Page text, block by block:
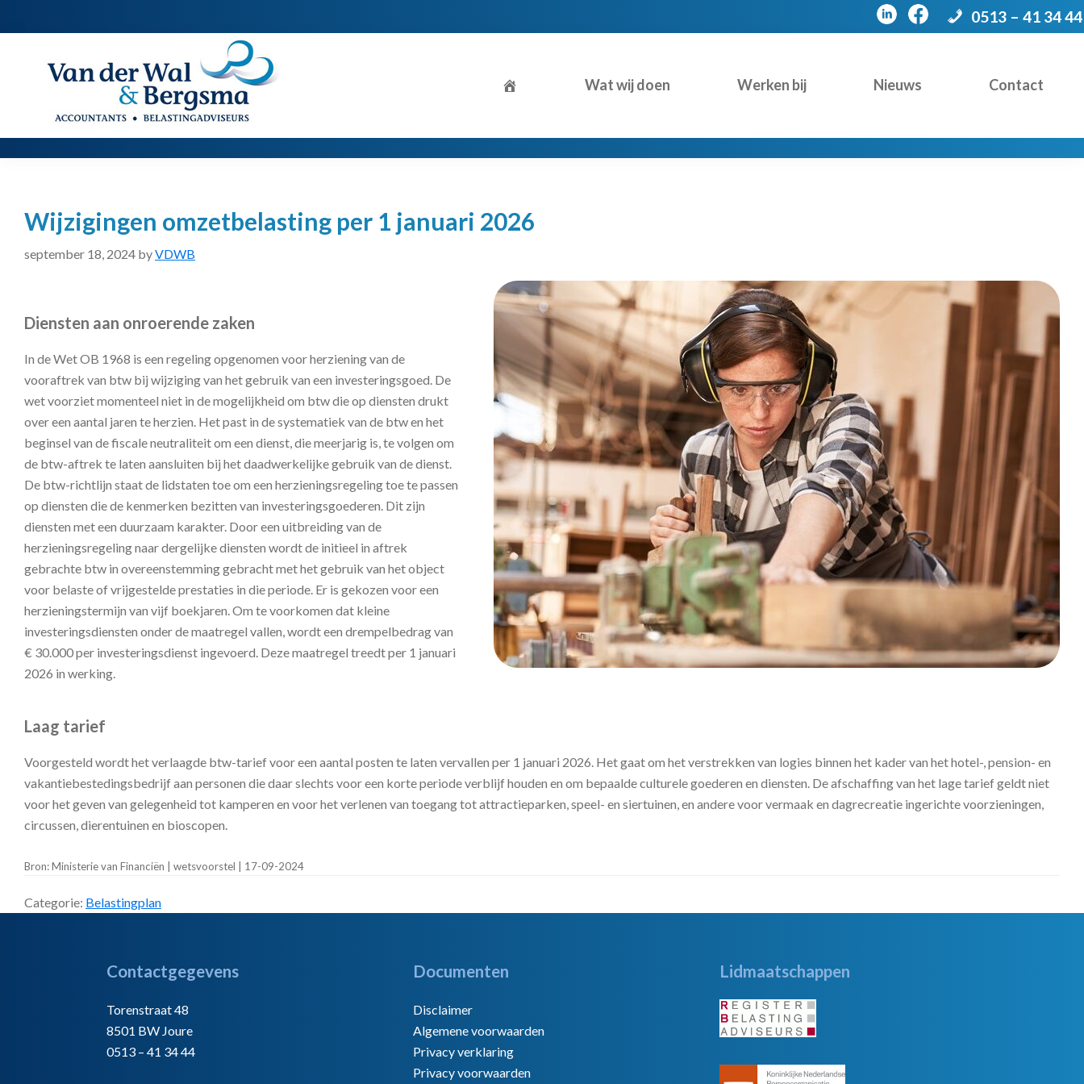
hoofdnavigatie
hoofd
voettekst
0513 – 41 34 44
Van
der
Accountants
|
Wat wij doen Werken bij Nieuws Contact
Wijzigingen omzetbelasting per 1 januari 2026
september 18, 2024 byVDWB
Diensten aan onroerende zaken
In de Wet OB 1968 is een regeling opgenomen voor herziening van de
vooraftrek van btw bij wijziging van het gebruik van een investeringsgoed. De
wet voorziet momenteel niet in de mogelijkheid om btw die op diensten drukt
over een aantal jaren te herzien. Het past in de systematiek van de btw en het
beginsel van de fiscale neutraliteit om een dienst, die meerjarig is, te volgen om
de btw-aftrek te laten aansluiten bij het daadwerkelijke gebruik van de dienst.
De btw-richtlijn staat de lidstaten toe om een herzieningsregeling toe te passen
op diensten die de kenmerken bezitten van investeringsgoederen. Dit zijn
diensten met een duurzaam karakter. Door een uitbreiding van de
herzieningsregeling naar dergelijke diensten wordt de initieel in aftrek
gebrachte btw in overeenstemming gebracht met het gebruik van het object
voor belaste of vrijgestelde prestaties in die periode. Er is gekozen voor een
herzieningstermijn van vijf boekjaren. Om te voorkomen dat kleine
investeringsdiensten onder de maatregel vallen, wordt een drempelbedrag van
€ 30.000 per investeringsdienst ingevoerd. Deze maatregel treedt per 1 januari
2026 in werking.
Laag tarief
Voorgesteld wordt het verlaagde btw-tarief voor een aantal posten te laten vervallen per 1 januari 2026. Het gaat om het verstrekken van logies binnen het kader van het hotel-, pension- en
vakantiebestedingsbedrijf aan personen die daar slechts voor een korte periode verblijf houden en om bepaalde culturele goederen en diensten. De afschaffing van het lage tarief geldt niet
voor het geven van gelegenheid tot kamperen en voor het verlenen van toegang tot attractieparken, speel- en siertuinen, en andere voor vermaak en dagrecreatie ingerichte voorzieningen,
circussen, dierentuinen en bioscopen.
Bron: Ministerie van Financiën | wetsvoorstel | 17-09-2024
Categorie: Belastingplan
Contactgegevens
Torenstraat 48
8501 BW Joure
0513 – 41 34 44
Documenten
Disclaimer
Algemene voorwaarden
Privacy verklaring
Privacy voorwaarden
Lidmaatschappen